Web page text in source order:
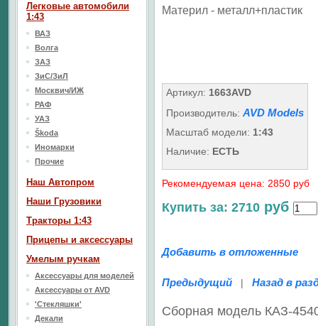
Материл - металл+пластик
Артикул: 1663AVD
Производитель: AVD Models
Масштаб модели: 1:43
Наличие: ЕСТЬ
Рекомендуемая цена: 2850 руб
Купить за: 2710 руб
Добавить в отложенные
Предыдущий | Назад в
Сборная модель КАЗ-
Легковые автомобили
1:43
ВАЗ
Волга
ЗАЗ
ЗиС/ЗиЛ
Москвич/ИЖ
РАФ
УАЗ
Škoda
Иномарки
Прочие
Наш Aвтопром
Наши Грузовики
Тракторы 1:43
Прицепы и аксессуары
Умелым ручкам
Аксессуары для моделей
Аксессуары от AVD
'Стекляшки'
Декали